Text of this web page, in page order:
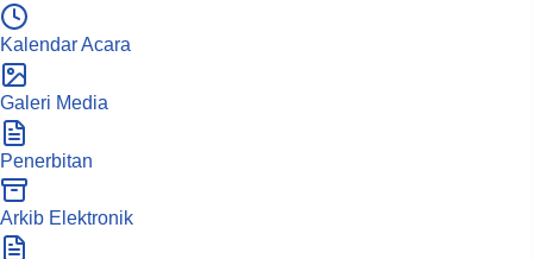
Kalendar Acara
Galeri Media
Penerbitan
Arkib Elektronik